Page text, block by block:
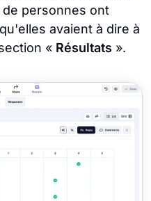
personnes ont
avaient à dire à
« Résultats ».